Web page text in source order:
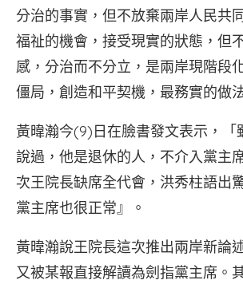
分治的事實，但不放棄兩岸人民共
福祉的機會，接受現實的狀態，但
感，分治而不分立，是兩岸現階段
僵局，創造和平契機，最務實的做
黃暐瀚今(9)日在臉書發文表示，「
說過，他是退休的人，不介入黨主
次王院長缺席全代會，洪秀柱語出
黨主席也很正常』。
黃暐瀚說王院長這次推出兩岸新論
又被某報直接解讀為劍指黨主席。